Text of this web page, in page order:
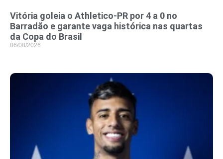
Vitória goleia o Athletico-PR por 4 a 0 no
Barradão e garante vaga histórica nas quartas
da Copa do Brasil
06/08/2026